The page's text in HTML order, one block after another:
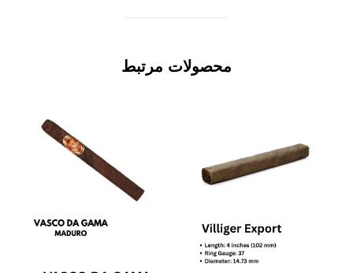
محصولات مرتبط